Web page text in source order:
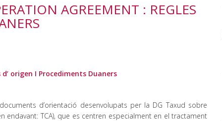
AGREEMENT : REGLES
origen I Procediments Duaners
d’orientació desenvolupats per la DG Taxud sobre
endavant: TCA), que es centren especialment en el tractament